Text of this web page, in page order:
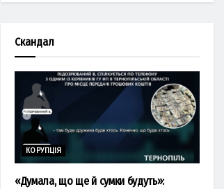
Скандал
КОРУПЦІЯ
«Думала, що ще й сумки будуть»: